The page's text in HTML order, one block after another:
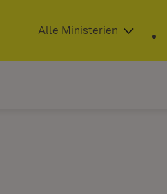
(Öffnet in neuem Fenster)
Alle Ministerien